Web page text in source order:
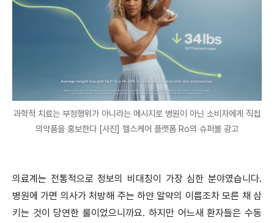
과학적 치료는 부정행위가 아니라는 메시지로 병원이 아닌 소비자에게 직접
의약품을 홍보한다 [사진] 헬스케어 플랫폼 Ro의 슈퍼볼 광고
의료계는 전통적으로 정보의 비대칭이 가장 심한 분야였습니다.
병원에 가면 의사가 처방해 주는 하얀 알약의 이름조차 모른 채 삼
키는 것이 당연한 룰이었으니까요. 하지만 어느새 환자들은 수동